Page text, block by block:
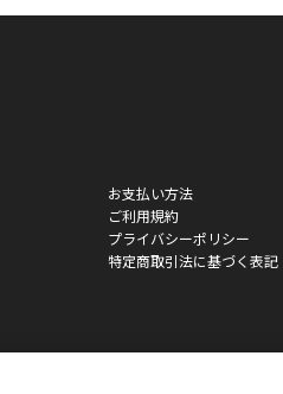
お支払い方法
ご利用規約
プライバシーポリシー
特定商取引法に基づく表記